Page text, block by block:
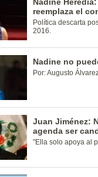
reemplaza el
Política descarta
2016.
Nadine no
Por: Augusto
Juan Jiménez:
agenda ser
"Ella solo apoya al